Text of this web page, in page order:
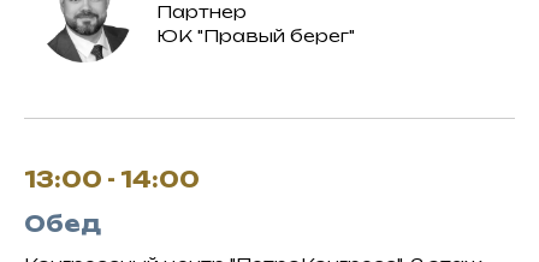
Партнер
ЮК "Правый берег"
13:00 - 14:00
Обед